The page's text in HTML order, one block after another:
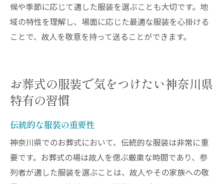
候や季節に応じて適した服装を選ぶことも大切です。地
域の特性を理解し、場面に応じた最適な服装を心掛ける
ことで、故人を敬意を持って送ることができます。
お葬式の服装で気をつけたい神奈川県
特有の習慣
伝統的な服装の重要性
神奈川県でのお葬式において、伝統的な服装は非常に重
要です。お葬式の場は故人を偲ぶ厳粛な時間であり、参
列者が適した服装を選ぶことは、故人やその家族への敬